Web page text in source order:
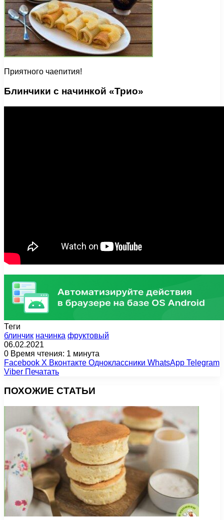
Приятного чаепития!
Блинчики с начинкой «Трио»
Теги
блинчик начинка фруктовый
06.02.2021
0 Время чтения: 1 минута
Facebook X Вконтакте Одноклассники WhatsApp Telegram
Viber Печатать
ПОХОЖИЕ СТАТЬИ